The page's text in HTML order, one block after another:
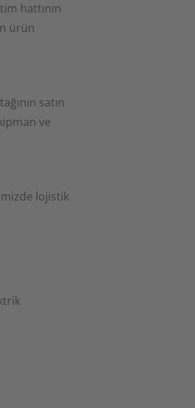
hattının
ürün
satın
ve
lojistik